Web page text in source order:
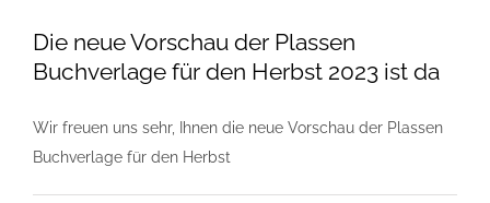
Die neue Vorschau der Plassen
Buchverlage für den Herbst 2023 ist da
Wir freuen uns sehr, Ihnen die neue Vorschau der Plassen
Buchverlage für den Herbst